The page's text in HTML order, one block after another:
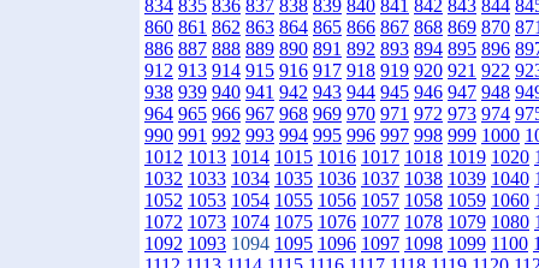
834 835 836 837 838 839 840 841 842 843 844
860 861 862 863 864 865 866 867 868 869 870
886 887 888 889 890 891 892 893 894 895 896
912 913 914 915 916 917 918 919 920 921 922
938 939 940 941 942 943 944 945 946 947 948
964 965 966 967 968 969 970 971 972 973 974
990 991 992 993 994 995 996 997 998 999 1000
1012 1013 1014 1015 1016 1017 1018 1019 1020
1032 1033 1034 1035 1036 1037 1038 1039 1040
1052 1053 1054 1055 1056 1057 1058 1059 1060
1072 1073 1074 1075 1076 1077 1078 1079 1080
1092 1093 1094 1095 1096 1097 1098 1099 1100